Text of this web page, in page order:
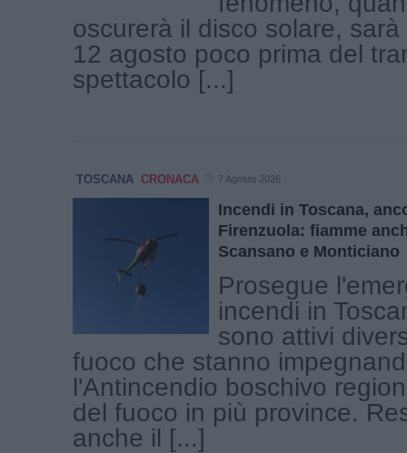
oscurerà il disco solare,
12 agosto poco prima del
spettacolo [...]
TOSCANA CRONACA 7 Agosto 2026
Incendi in Toscana,
Firenzuola: fiamme
Scansano e Monticiano
Prosegue
incendi in
sono attivi
fuoco che stanno
l'Antincendio boschivo
del fuoco in più province.
anche il [...]